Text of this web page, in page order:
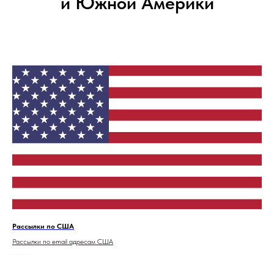
Рассылки по США
Рассылки по email адресам США